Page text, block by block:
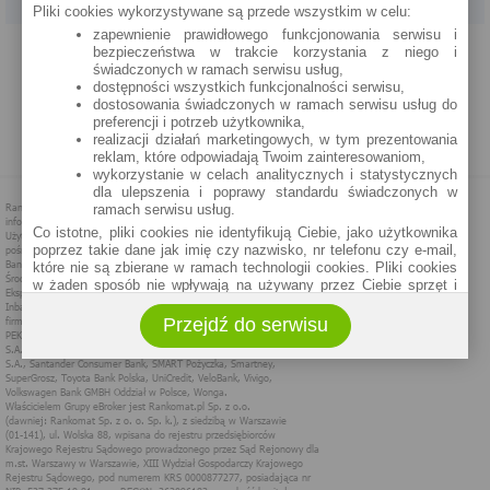
PROGRAM PARTNERSKI O NAS REKLAMA REGULAMIN
POLITYKA PRYWATNOŚCI POLITYKA COOKIES ZASADY PLASOWANIA
Pliki cookies wykorzystywane są przede wszystkim w celu:
zapewnienie prawidłowego funkcjonowania serwisu i
bezpieczeństwa w trakcie korzystania z niego i
świadczonych w ramach serwisu usług,
dostępności wszystkich funkcjonalności serwisu,
dostosowania świadczonych w ramach serwisu usług do
preferencji i potrzeb użytkownika,
realizacji działań marketingowych, w tym prezentowania
reklam, które odpowiadają Twoim zainteresowaniom,
wykorzystanie w celach analitycznych i statystycznych
dla ulepszenia i poprawy standardu świadczonych w
ramach serwisu usług.
Co istotne, pliki cookies nie identyfikują Ciebie, jako użytkownika
poprzez takie dane jak imię czy nazwisko, nr telefonu czy e-mail,
które nie są zbierane w ramach technologii cookies. Pliki cookies
w żaden sposób nie wpływają na używany przez Ciebie sprzęt i
Zakres wykorzystywania plików cookies możliwy jest do
określenia w ustawieniach przeglądarki każdego użytkownika. Bez
wprowadzenia zmian ustawień, informacje w plikach cookies mogą
być zapisywane w pamięci Twojego urządzenia.
Administratorem danych pozyskiwanych w technologii cookies jest
spółka Rankomat.pl Sp. z o.o. (dawniej: Rankomat Sp. z o. o. Sp.
k.) z siedzibą w Warszawie, ul. Wolska 88, 01 - 141 Warszawa.
Możesz jako użytkownik w każdym czasie skontaktować się z
administratorem pod adresem bok@ebroker.pl, jak również wyrazić
Przejdź do serwisu